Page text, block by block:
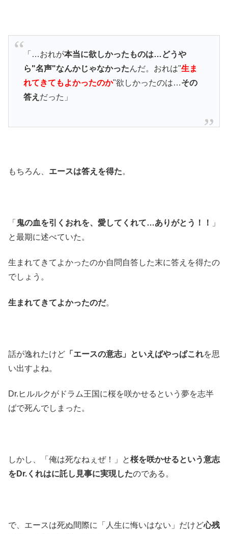
「…おれが本当に欲しかったものは…どうや
ら"名声"なんかじゃなかったんだ。おれは"生ま
れてきてもよかったのか"欲しかったのは…その
答え だった」
もちろん、 エースは答えを得た。
「 鬼の血を引くおれを、愛してくれて…ありがとう！！
」
と最期に述べていた。
生まれてきてよかったのか自問自答した末に答えを得たの
でしょう。
生まれてきてよかったのだ。
話が逸れたけど 「エースの意志」といえばやっぱこれを思
い出すよね。
Dr.ヒルルクがドラム王国に桜を咲かせるという夢を志半
ばで死んでしまった。
しかし、「俺は死なねぇぜ！」と桜を咲かせるという意志
をDr.くれはに託し見事に実現したのである。
で、エースは死ぬ間際に「人生に悔いはない」だけど心残